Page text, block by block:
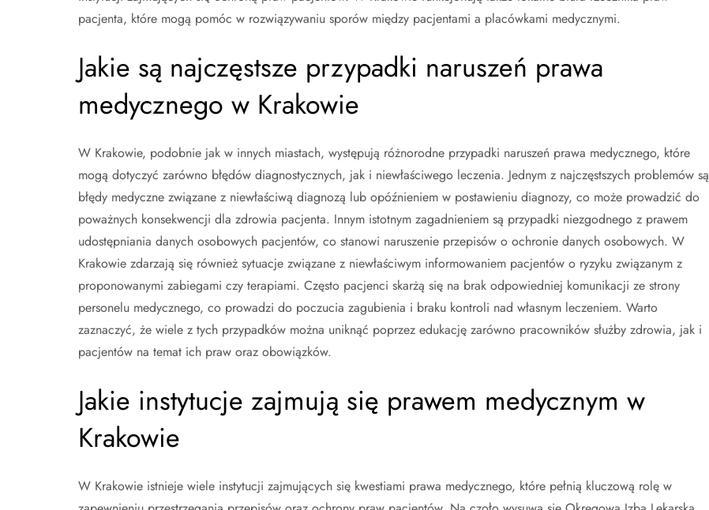
pacjenta, które mogą pomóc w rozwiązywaniu sporów między pacjentami a placówkami medycznymi.
Jakie są najczęstsze przypadki naruszeń prawa
medycznego w Krakowie
W Krakowie, podobnie jak w innych miastach, występują różnorodne przypadki naruszeń prawa medycznego, które
mogą dotyczyć zarówno błędów diagnostycznych, jak i niewłaściwego leczenia. Jednym z najczęstszych problemów są
błędy medyczne związane z niewłaściwą diagnozą lub opóźnieniem w postawieniu diagnozy, co może prowadzić do
poważnych konsekwencji dla zdrowia pacjenta. Innym istotnym zagadnieniem są przypadki niezgodnego z prawem
udostępniania danych osobowych pacjentów, co stanowi naruszenie przepisów o ochronie danych osobowych. W
Krakowie zdarzają się również sytuacje związane z niewłaściwym informowaniem pacjentów o ryzyku związanym z
proponowanymi zabiegami czy terapiami. Często pacjenci skarżą się na brak odpowiedniej komunikacji ze strony
personelu medycznego, co prowadzi do poczucia zagubienia i braku kontroli nad własnym leczeniem. Warto
zaznaczyć, że wiele z tych przypadków można uniknąć poprzez edukację zarówno pracowników służby zdrowia, jak i
pacjentów na temat ich praw oraz obowiązków.
Jakie instytucje zajmują się prawem medycznym w
Krakowie
W Krakowie istnieje wiele instytucji zajmujących się kwestiami prawa medycznego, które pełnią kluczową rolę w